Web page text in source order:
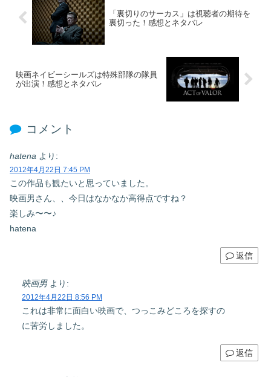
「裏切りのサーカス」は視聴者の期待を
裏切った！感想とネタバレ
映画ネイビーシールズは特殊部隊の隊員
が出演！感想とネタバレ
コメント
hatena より:
2012年4月22日 7:45 PM
この作品も観たいと思っていました。
映画男さん、、今日はなかなか高得点ですね？
楽しみ〜〜♪
hatena
返信
映画男 より:
2012年4月22日 8:56 PM
これは非常に面白い映画で、つっこみどころを探すの
に苦労しました。
返信